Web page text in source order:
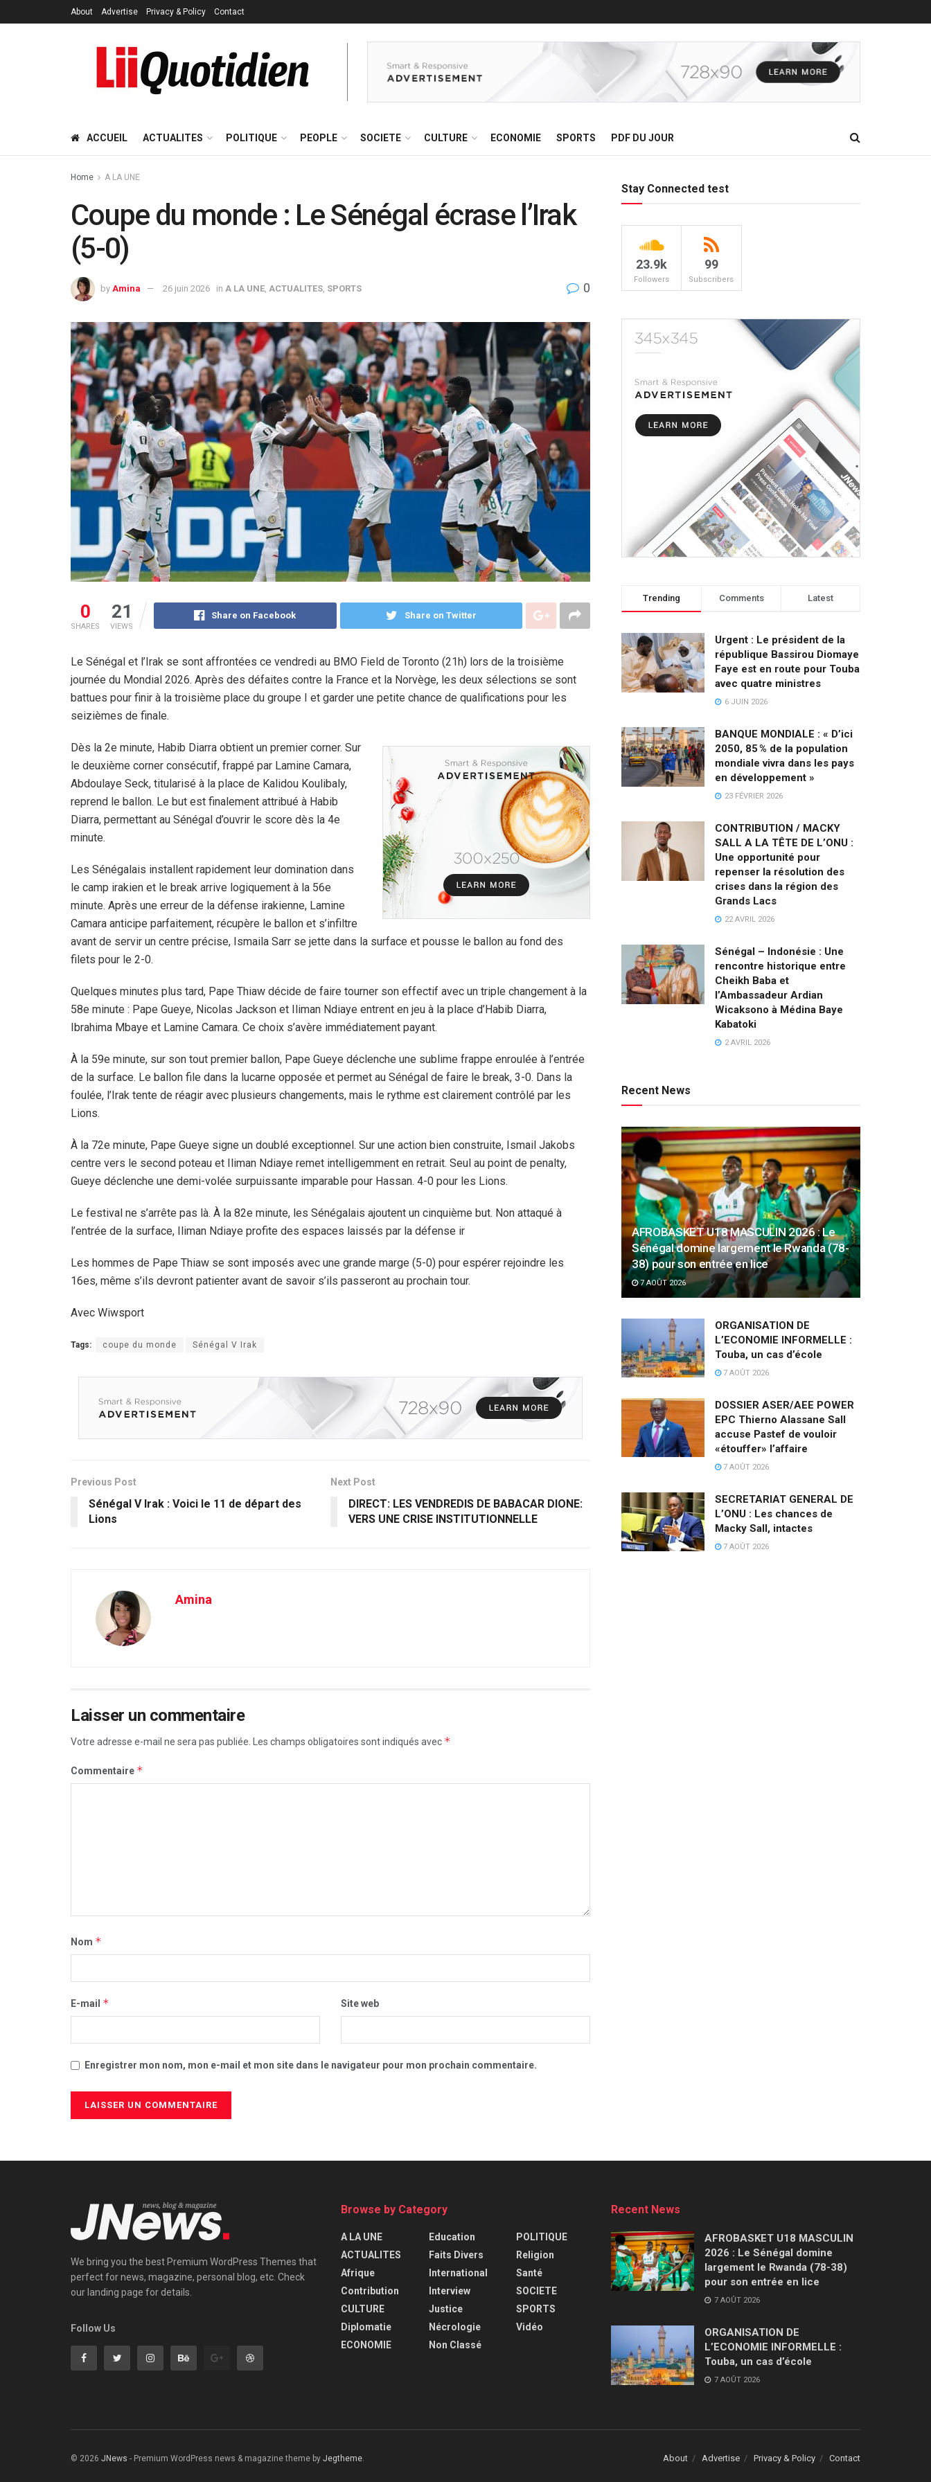
About Advertise Privacy & Policy Contact
ACCUEIL ACTUALITES POLITIQUE PEOPLE SOCIETE CULTURE ECONOMIE SPORTS PDF DU JOUR
Home A LA UNE
Coupe du monde : Le Sénégal écrase l’Irak
(5-0)
by Amina 26 juin 2026 in A LA UNE ACTUALITES SPORTS 0
0
SHARES
21
VIEWS
Share on Facebook Share on Twitter
Le Sénégal et l’Irak se sont affrontées ce vendredi au BMO Field de Toronto (21h) lors de la troisième
journée du Mondial 2026. Après des défaites contre la France et la Norvège, les deux sélections se sont
battues pour finir à la troisième place du groupe I et garder une petite chance de qualifications pour les
seizièmes de finale.
Dès la 2e minute, Habib Diarra obtient un premier corner. Sur
le deuxième corner consécutif, frappé par Lamine Camara,
Abdoulaye Seck, titularisé à la place de Kalidou Koulibaly,
reprend le ballon. Le but est finalement attribué à Habib
Diarra, permettant au Sénégal d’ouvrir le score dès la 4e
minute.
Les Sénégalais installent rapidement leur domination dans
le camp irakien et le break arrive logiquement à la 56e
minute. Après une erreur de la défense irakienne, Lamine
Camara anticipe parfaitement, récupère le ballon et s’infiltre
avant de servir un centre précise, Ismaila Sarr se jette dans la surface et pousse le ballon au fond des
filets pour le 2-0.
Quelques minutes plus tard, Pape Thiaw décide de faire tourner son effectif avec un triple changement à la
58e minute : Pape Gueye, Nicolas Jackson et Iliman Ndiaye entrent en jeu à la place d’Habib Diarra,
Ibrahima Mbaye et Lamine Camara. Ce choix s’avère immédiatement payant.
À la 59e minute, sur son tout premier ballon, Pape Gueye déclenche une sublime frappe enroulée à l’entrée
de la surface. Le ballon file dans la lucarne opposée et permet au Sénégal de faire le break, 3-0. Dans la
foulée, l’Irak tente de réagir avec plusieurs changements, mais le rythme est clairement contrôlé par les
Lions.
À la 72e minute, Pape Gueye signe un doublé exceptionnel. Sur une action bien construite, Ismail Jakobs
centre vers le second poteau et Iliman Ndiaye remet intelligemment en retrait. Seul au point de penalty,
Gueye déclenche une demi-volée surpuissante imparable pour Hassan. 4-0 pour les Lions.
Le festival ne s’arrête pas là. À la 82e minute, les Sénégalais ajoutent un cinquième but. Non attaqué à
l’entrée de la surface, Iliman Ndiaye profite des espaces laissés par la défense ir
Les hommes de Pape Thiaw se sont imposés avec une grande marge (5-0) pour espérer rejoindre les
16es, même s’ils devront patienter avant de savoir s’ils passeront au prochain tour.
Avec Wiwsport
Tags: coupe du monde Sénégal V Irak
Previous Post
Sénégal V Irak : Voici le 11 de départ des
Lions
Next Post
DIRECT: LES VENDREDIS DE BABACAR DIONE:
VERS UNE CRISE INSTITUTIONNELLE
Amina
Laisser un commentaire
Votre adresse e-mail ne sera pas publiée. Les champs obligatoires sont indiqués avec *
Commentaire *
Nom *
E-mail * Site web
Enregistrer mon nom, mon e-mail et mon site dans le navigateur pour mon prochain commentaire.
Stay Connected test
23.9k
Followers
99
Subscribers
Trending Comments Latest
Urgent : Le président de la
république Bassirou Diomaye
Faye est en route pour Touba
avec quatre ministres
6 JUIN 2026
BANQUE MONDIALE : « D’ici
2050, 85 % de la population
mondiale vivra dans les pays
en développement »
23 FÉVRIER 2026
CONTRIBUTION / MACKY
SALL A LA TÊTE DE L’ONU :
Une opportunité pour
repenser la résolution des
crises dans la région des
Grands Lacs
22 AVRIL 2026
Sénégal – Indonésie : Une
rencontre historique entre
Cheikh Baba et
l’Ambassadeur Ardian
Wicaksono à Médina Baye
Kabatoki
2 AVRIL 2026
Recent News
AFROBASKET U18 MASCULIN 2026 : Le
Sénégal domine largement le Rwanda (78-
38) pour son entrée en lice
7 AOÛT 2026
ORGANISATION DE
L’ECONOMIE INFORMELLE :
Touba, un cas d’école
7 AOÛT 2026
DOSSIER ASER/AEE POWER
EPC Thierno Alassane Sall
accuse Pastef de vouloir
«étouffer» l’affaire
7 AOÛT 2026
SECRETARIAT GENERAL DE
L’ONU : Les chances de
Macky Sall, intactes
7 AOÛT 2026
We bring you the best Premium WordPress Themes that
perfect for news, magazine, personal blog, etc. Check
our landing page for details.
Follow Us
Browse by Category
A LA UNE
ACTUALITES
Afrique
Contribution
CULTURE
Diplomatie
ECONOMIE
Education
Faits Divers
International
Interview
Justice
Nécrologie
Non Classé
POLITIQUE
Religion
Santé
SOCIETE
SPORTS
Vidéo
Recent News
AFROBASKET U18 MASCULIN
2026 : Le Sénégal domine
largement le Rwanda (78-38)
pour son entrée en lice
7 AOÛT 2026
ORGANISATION DE
L’ECONOMIE INFORMELLE :
Touba, un cas d’école
7 AOÛT 2026
About Advertise Privacy & Policy Contact
© 2026 JNews - Premium WordPress news & magazine theme by Jegtheme